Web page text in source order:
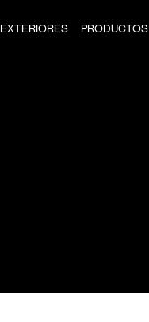
EXTERIORES PRODUCTOS